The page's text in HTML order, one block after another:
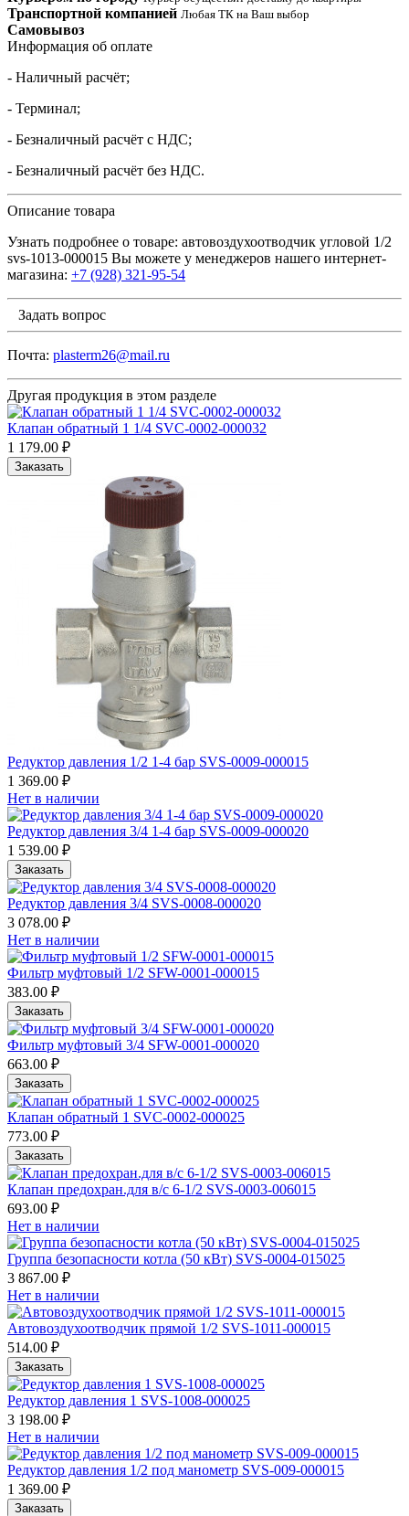
Транспортной компанией Любая ТК на Ваш выбор
Самовывоз
Информация об оплате
- Наличный расчёт;
- Терминал;
- Безналичный расчёт с НДС;
- Безналичный расчёт без НДС.
Описание товара
Узнать подробнее о товаре: автовоздухоотводчик угловой 1/2
svs-1013-000015 Вы можете у менеджеров нашего интернет-
магазина: +7 (928) 321-95-54
Задать вопрос
Почта: plasterm26@mail.ru
Другая продукция в этом разделе
Клапан обратный 1 1/4 SVC-0002-000032
1 179.00 ₽
Заказать
Редуктор давления 1/2 1-4 бар SVS-0009-000015
1 369.00 ₽
Нет в наличии
Редуктор давления 3/4 1-4 бар SVS-0009-000020
1 539.00 ₽
Заказать
Редуктор давления 3/4 SVS-0008-000020
3 078.00 ₽
Нет в наличии
Фильтр муфтовый 1/2 SFW-0001-000015
383.00 ₽
Заказать
Фильтр муфтовый 3/4 SFW-0001-000020
663.00 ₽
Заказать
Клапан обратный 1 SVC-0002-000025
773.00 ₽
Заказать
Клапан предохран.для в/с 6-1/2 SVS-0003-006015
693.00 ₽
Нет в наличии
Группа безопасности котла (50 кВт) SVS-0004-015025
3 867.00 ₽
Нет в наличии
Автовоздухоотводчик прямой 1/2 SVS-1011-000015
514.00 ₽
Заказать
Редуктор давления 1 SVS-1008-000025
3 198.00 ₽
Нет в наличии
Редуктор давления 1/2 под манометр SVS-009-000015
1 369.00 ₽
Заказать